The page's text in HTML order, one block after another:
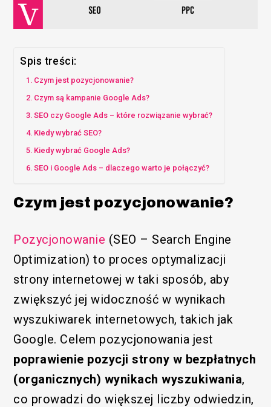
Spis treści:
Czym jest pozycjonowanie?
Czym są kampanie Google Ads?
SEO czy Google Ads – które rozwiązanie wybrać?
Kiedy wybrać SEO?
Kiedy wybrać Google Ads?
SEO i Google Ads – dlaczego warto je połączyć?
Czym jest pozycjonowanie?
Pozycjonowanie (SEO – Search Engine
Optimization) to proces optymalizacji
strony internetowej w taki sposób, aby
zwiększyć jej widoczność w wynikach
wyszukiwarek internetowych, takich jak
Google. Celem pozycjonowania jest
poprawienie pozycji strony w bezpłatnych
(organicznych) wynikach wyszukiwania,
co prowadzi do większej liczby odwiedzin,